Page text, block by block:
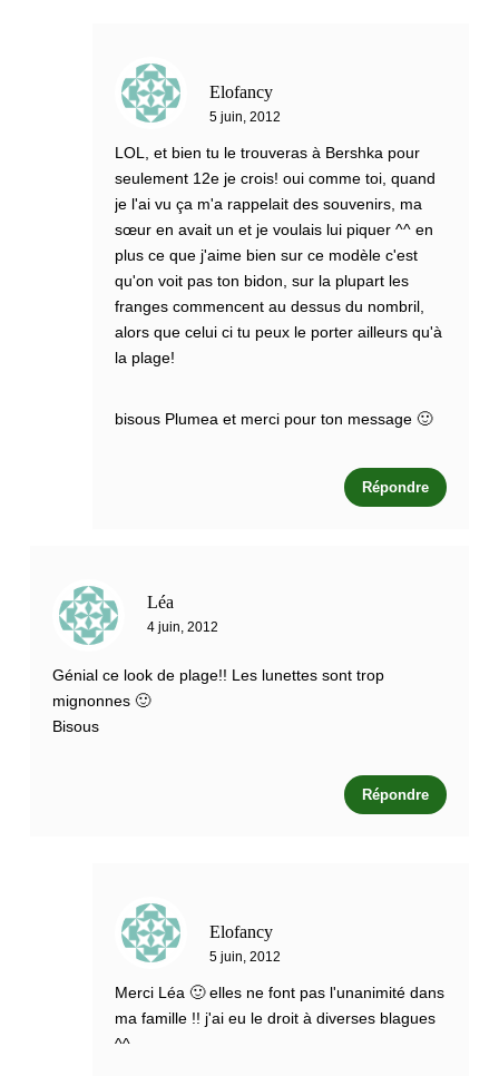
Elofancy
5 juin, 2012
LOL, et bien tu le trouveras à Bershka pour
seulement 12e je crois! oui comme toi, quand
je l'ai vu ça m'a rappelait des souvenirs, ma
sœur en avait un et je voulais lui piquer ^^ en
plus ce que j'aime bien sur ce modèle c'est
qu'on voit pas ton bidon, sur la plupart les
franges commencent au dessus du nombril,
alors que celui ci tu peux le porter ailleurs qu'à
la plage!
bisous Plumea et merci pour ton message 🙂
Répondre
Léa
4 juin, 2012
Génial ce look de plage!! Les lunettes sont trop
mignonnes 🙂
Bisous
Répondre
Elofancy
5 juin, 2012
Merci Léa 🙂 elles ne font pas l'unanimité dans
ma famille !! j'ai eu le droit à diverses blagues
^^